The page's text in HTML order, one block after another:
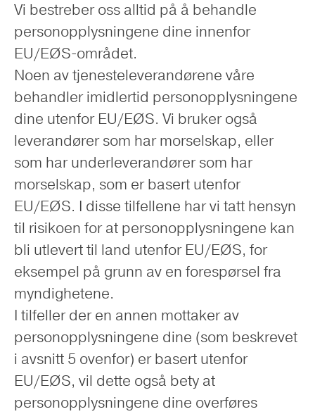
Vi bestreber oss alltid på å behandle
personopplysningene dine innenfor
EU/EØS-området.
Noen av tjenesteleverandørene våre
behandler imidlertid personopplysningene
dine utenfor EU/EØS. Vi bruker også
leverandører som har morselskap, eller
som har underleverandører som har
morselskap, som er basert utenfor
EU/EØS. I disse tilfellene har vi tatt hensyn
til risikoen for at personopplysningene kan
bli utlevert til land utenfor EU/EØS, for
eksempel på grunn av en forespørsel fra
myndighetene.
I tilfeller der en annen mottaker av
personopplysningene dine (som beskrevet
i avsnitt 5 ovenfor) er basert utenfor
EU/EØS, vil dette også bety at
personopplysningene dine overføres